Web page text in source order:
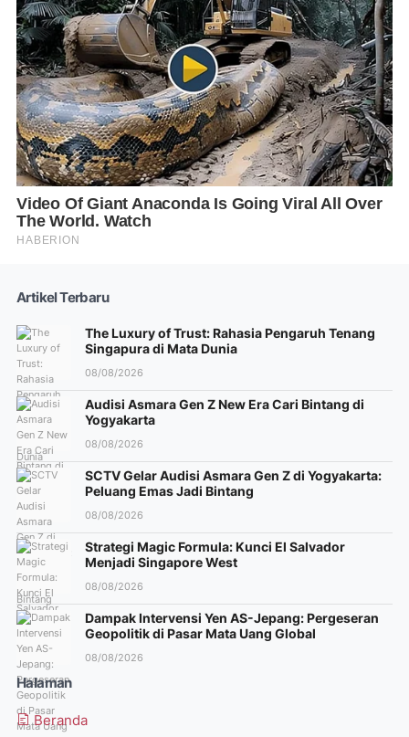
Artikel Terbaru
The Luxury of Trust: Rahasia Pengaruh Tenang
Singapura di Mata Dunia
08/08/2026
Audisi Asmara Gen Z New Era Cari Bintang di
Yogyakarta
08/08/2026
SCTV Gelar Audisi Asmara Gen Z di Yogyakarta:
Peluang Emas Jadi Bintang
08/08/2026
Strategi Magic Formula: Kunci El Salvador
Menjadi Singapore West
08/08/2026
Dampak Intervensi Yen AS-Jepang: Pergeseran
Geopolitik di Pasar Mata Uang Global
08/08/2026
Halaman
Beranda